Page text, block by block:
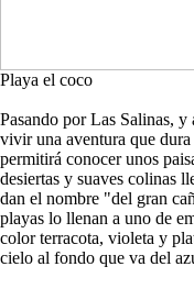
Playa el coco
Pasando por Las Salinas,
vivir una aventura que
permitirá conocer unos
desiertas y suaves colinas
dan el nombre "del gran
playas lo llenan a uno de
color terracota, violeta y
cielo al fondo que va del